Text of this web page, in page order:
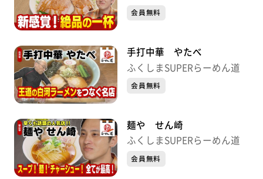
会員無料
手打中華 やたべ
ふくしまSUPERらーめん道
会員無料
麺や せん崎
ふくしまSUPERらーめん道
会員無料